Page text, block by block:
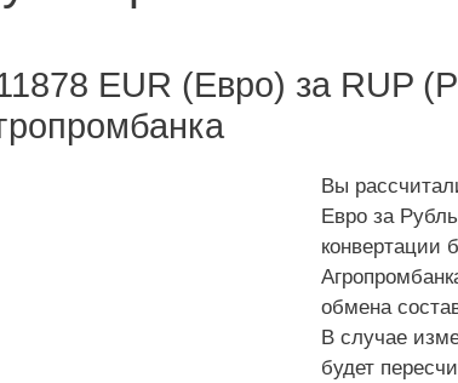
EUR (Евро) за RUP
Вы
Евро за
конвертации
обмена
В случае
будет